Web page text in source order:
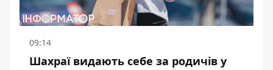
09:14
Шахраї видають себе за родичів у